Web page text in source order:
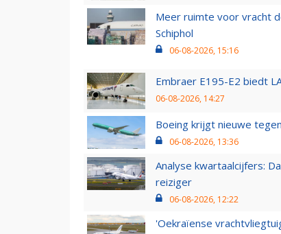
Meer ruimte voor vracht
Schiphol
06-08-2026, 15:16
Embraer E195-E2 biedt
06-08-2026, 14:27
Boeing krijgt nieuwe
06-08-2026, 13:36
Analyse kwartaalcijfers:
reiziger
06-08-2026, 12:22
'Oekraïense